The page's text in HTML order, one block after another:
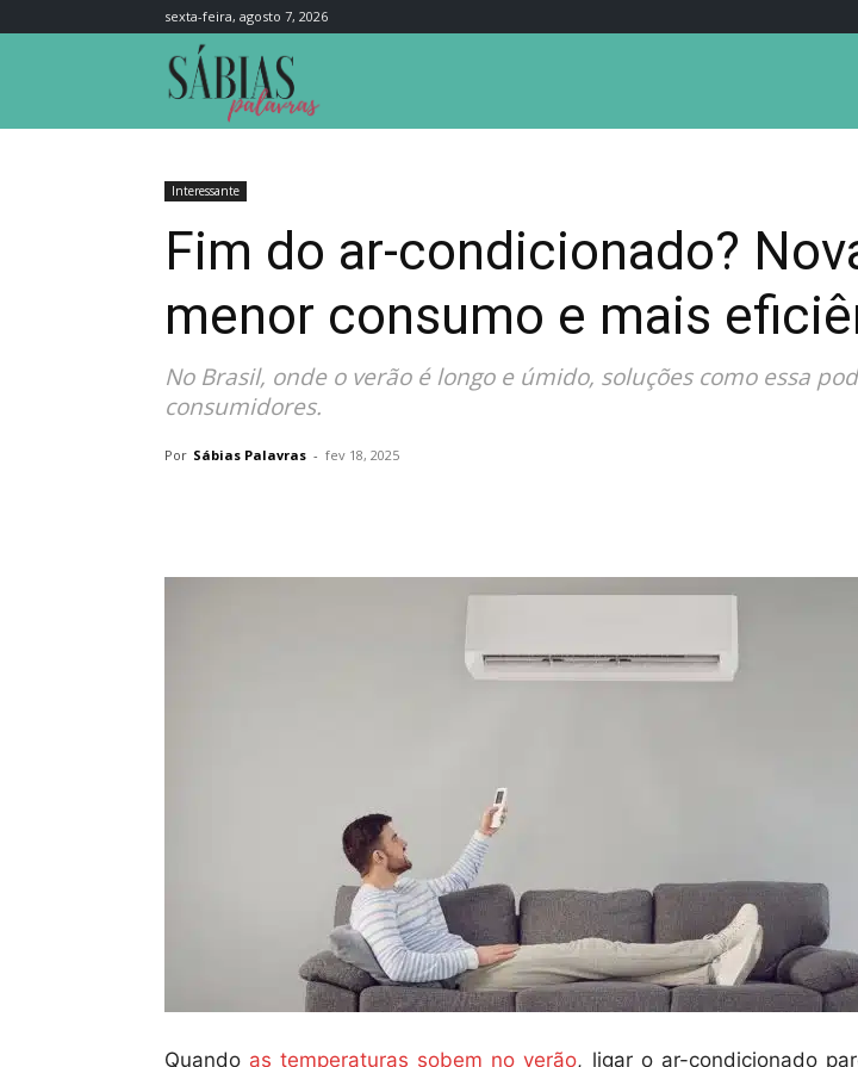
sexta-feira, agosto 7, 2026
Interessante
Fim do ar-condicionado?
menor consumo e mais
No Brasil, onde o verão é longo e úmido, soluções como essa
consumidores.
Por Sábias Palavras - fev 18, 2025
Quando as temperaturas sobem no verão, ligar o ar-condicionado